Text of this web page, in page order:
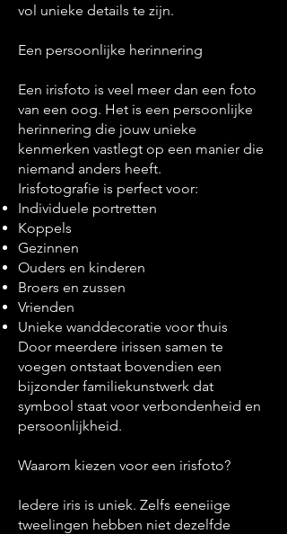
vol unieke details te zijn.
Een persoonlijke herinnering
Een irisfoto is veel meer dan een foto
van een oog. Het is een persoonlijke
herinnering die jouw unieke
kenmerken vastlegt op een manier die
niemand anders heeft.
Irisfotografie is perfect voor:
Individuele portretten
Koppels
Gezinnen
Ouders en kinderen
Broers en zussen
Vrienden
Unieke wanddecoratie voor thuis
Door meerdere irissen samen te
voegen ontstaat bovendien een
bijzonder familiekunstwerk dat
symbool staat voor verbondenheid en
persoonlijkheid.
Waarom kiezen voor een irisfoto?
Iedere iris is uniek. Zelfs eeneiige
tweelingen hebben niet dezelfde